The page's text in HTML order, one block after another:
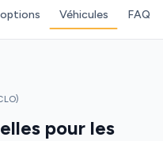
Véhicules FAQ
pour les